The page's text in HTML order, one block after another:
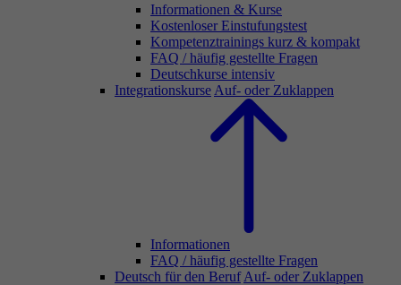
Informationen & Kurse
Kostenloser Einstufungstest
Kompetenztrainings kurz & kompakt
FAQ / häufig gestellte Fragen
Deutschkurse intensiv
Integrationskurse Auf- oder Zuklappen
Informationen
FAQ / häufig gestellte Fragen
Deutsch für den Beruf Auf- oder Zuklappen